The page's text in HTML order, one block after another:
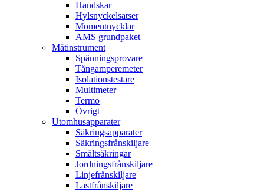
Handskar
Hylsnyckelsatser
Momentnycklar
AMS grundpaket
Mätinstrument
Spänningsprovare
Tångamperemeter
Isolationstestare
Multimeter
Termo
Övrigt
Utomhusapparater
Säkringsapparater
Säkringsfrånskiljare
Smältsäkringar
Jordningsfrånskiljare
Linjefrånskiljare
Lastfrånskiljare